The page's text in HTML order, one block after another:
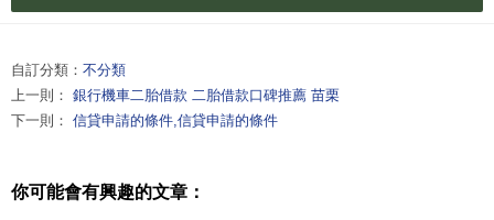
自訂分類： 不分類
上一則： 銀行機車二胎借款 二胎借款口碑推薦 苗栗
下一則： 信貸申請的條件,信貸申請的條件
你可能會有興趣的文章：